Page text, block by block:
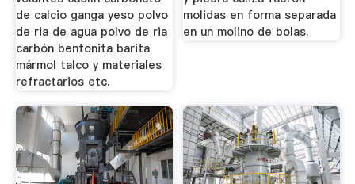
de calcio ganga yeso polvo
de ria de agua polvo de ria
carbón bentonita barita
mármol talco y materiales
refractarios etc.
molidas en forma separada
en un molino de bolas.